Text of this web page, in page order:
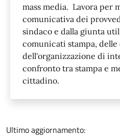
mass media. Lavora per
comunicativa dei
sindaco e dalla giunta
comunicati stampa, delle
dell'organizzazione di
confronto tra stampa e
cittadino.
Ultimo aggiornamento: